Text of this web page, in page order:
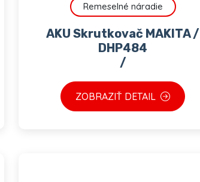
Remeselné náradie
AKU Skrutkovač MAKITA /
DHP484
/
ZOBRAZIŤ DETAIL